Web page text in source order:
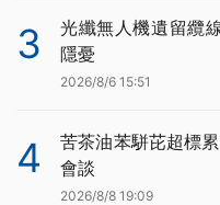
3
光纖無人機遺留纜
隱憂
2026/8/6 15:51
4
苦茶油苯駢芘超標
會談
2026/8/8 19:09